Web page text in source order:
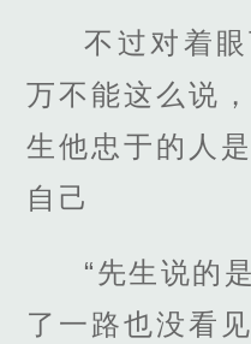
不过对着
万不能这么说
生他忠于的人
自己
“先生说的
了一路也没看